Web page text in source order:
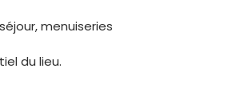
menuiseries
du lieu.